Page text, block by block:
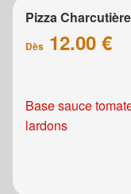
Pizza Charcutière
Dès 12.00 €
Base sauce
lardons